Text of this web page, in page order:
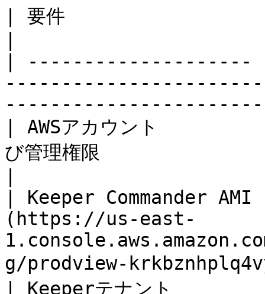
| 要件
|
| AWSアカウント
び管理権限
| Keeper Commander
(https://us-east-
g/prodview-
| Keeperテナント